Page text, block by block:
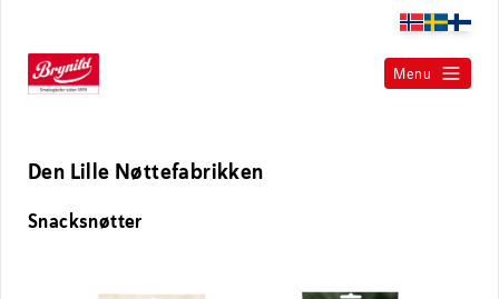
Menu
Den Lille Nøttefabrikken
Snacksnøtter